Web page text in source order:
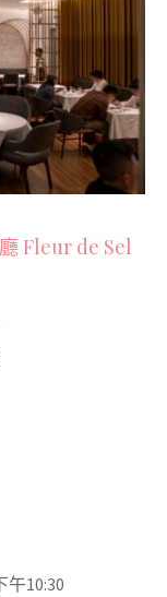
Fleur de Sel
午10:30